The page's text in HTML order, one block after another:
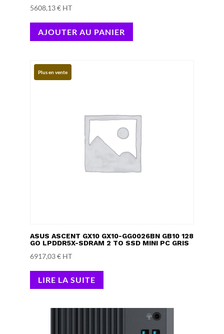
5608,13€ HT
AJOUTER AU PANIER
Plus en vente
ASUS ASCENT GX10 GX10-GG0026BN GB10 128
GO LPDDR5X-SDRAM 2 TO SSD MINI PC GRIS
6917,03€ HT
LIRE LA SUITE